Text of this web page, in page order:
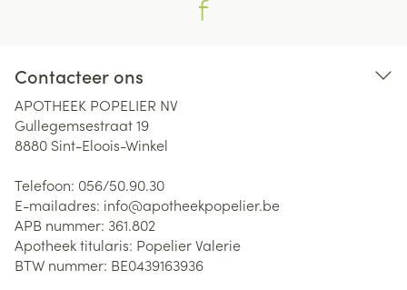
Contacteer ons
APOTHEEK POPELIER NV
Gullegemsestraat 19
8880 Sint-Eloois-Winkel
Telefoon: 056/50.90.30
E-mailadres: info@apotheekpopelier.be
APB nummer: 361.802
Apotheek titularis: Popelier Valerie
BTW nummer: BE0439163936